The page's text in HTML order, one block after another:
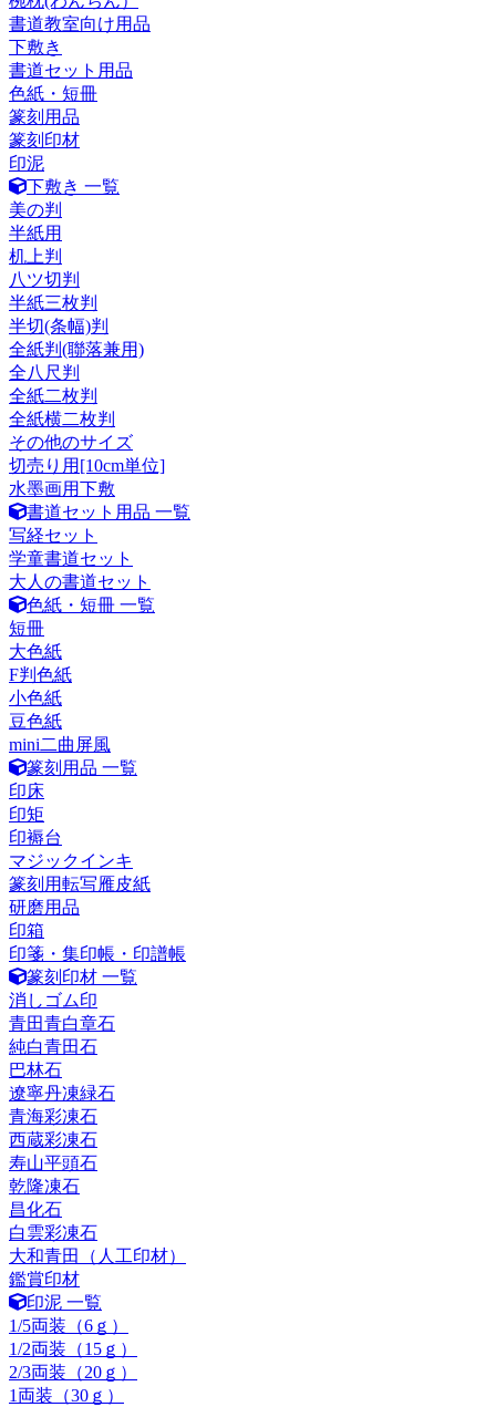
書道教室向け用品
下敷き
書道セット用品
色紙・短冊
篆刻用品
篆刻印材
印泥
下敷き 一覧
美の判
半紙用
机上判
八ツ切判
半紙三枚判
半切(条幅)判
全紙判(聯落兼用)
全八尺判
全紙二枚判
全紙横二枚判
その他のサイズ
切売り用[10cm単位]
水墨画用下敷
書道セット用品 一覧
写経セット
学童書道セット
大人の書道セット
色紙・短冊 一覧
短冊
大色紙
F判色紙
小色紙
豆色紙
mini二曲屏風
篆刻用品 一覧
印床
印矩
印褥台
マジックインキ
篆刻用転写雁皮紙
研磨用品
印箱
印箋・集印帳・印譜帳
篆刻印材 一覧
消しゴム印
青田青白章石
純白青田石
巴林石
遼寧丹凍緑石
青海彩凍石
西蔵彩凍石
寿山平頭石
乾隆凍石
昌化石
白雲彩凍石
大和青田（人工印材）
鑑賞印材
印泥 一覧
1/5両装（6ｇ）
1/2両装（15ｇ）
2/3両装（20ｇ）
1両装（30ｇ）